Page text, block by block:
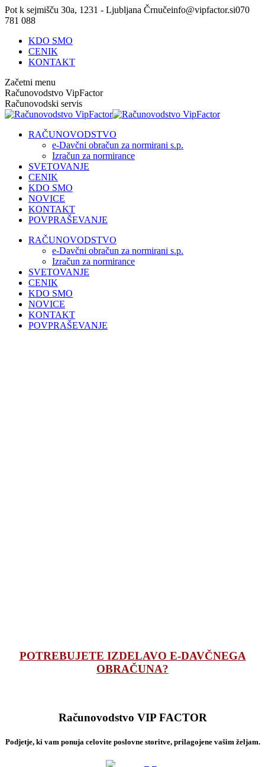
Skip
to
Pot k sejmišču 30a, 1231 - Ljubljana Črnučeinfo@vipfactor.si070
781 088
KDO SMO
CENIK
KONTAKT
Začetni menu
Računovodstvo VipFactor
Računovodski servis
RAČUNOVODSTVO
e-Davčni obračun za normirani s.p.
Izračun za normirance
SVETOVANJE
CENIK
KDO SMO
NOVICE
KONTAKT
POVPRAŠEVANJE
Facebook
new
window
RAČUNOVODSTVO
e-Davčni obračun za normirani s.p.
Izračun za normirance
SVETOVANJE
CENIK
KDO SMO
NOVICE
KONTAKT
POVPRAŠEVANJE
POTREBUJETE IZDELAVO E-DAVČNEGA
OBRAČUNA?
Računovodstvo VIP FACTOR
Podjetje, ki vam ponuja celovite poslovne storitve, prilagojene vašim željam.